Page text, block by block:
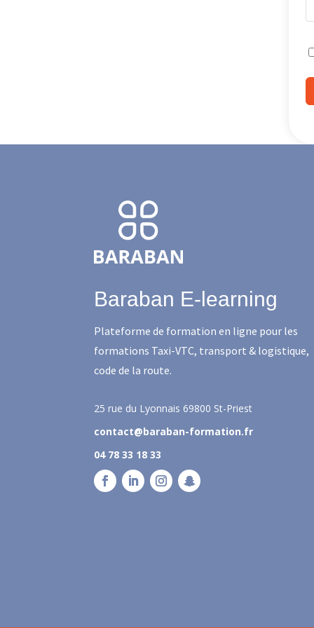
Baraban E-learning
Plateforme de formation en ligne pour les
formations Taxi-VTC, transport & logistique,
code de la route.
25 rue du Lyonnais 69800 St-Priest
contact@baraban-formation.fr
04 78 33 18 33